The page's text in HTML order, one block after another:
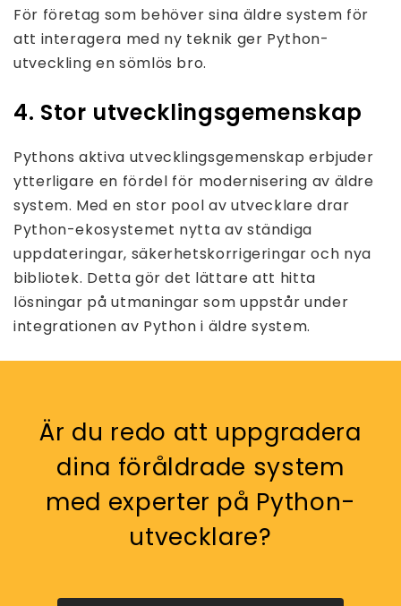
För företag som behöver sina äldre system för
att interagera med ny teknik ger Python-
utveckling en sömlös bro.
4. Stor utvecklingsgemenskap
Pythons aktiva utvecklingsgemenskap erbjuder
ytterligare en fördel för modernisering av äldre
system. Med en stor pool av utvecklare drar
Python-ekosystemet nytta av ständiga
uppdateringar, säkerhetskorrigeringar och nya
bibliotek. Detta gör det lättare att hitta
lösningar på utmaningar som uppstår under
integrationen av Python i äldre system.
Är du redo att uppgradera
dina föråldrade system
med experter på Python-
utvecklare?